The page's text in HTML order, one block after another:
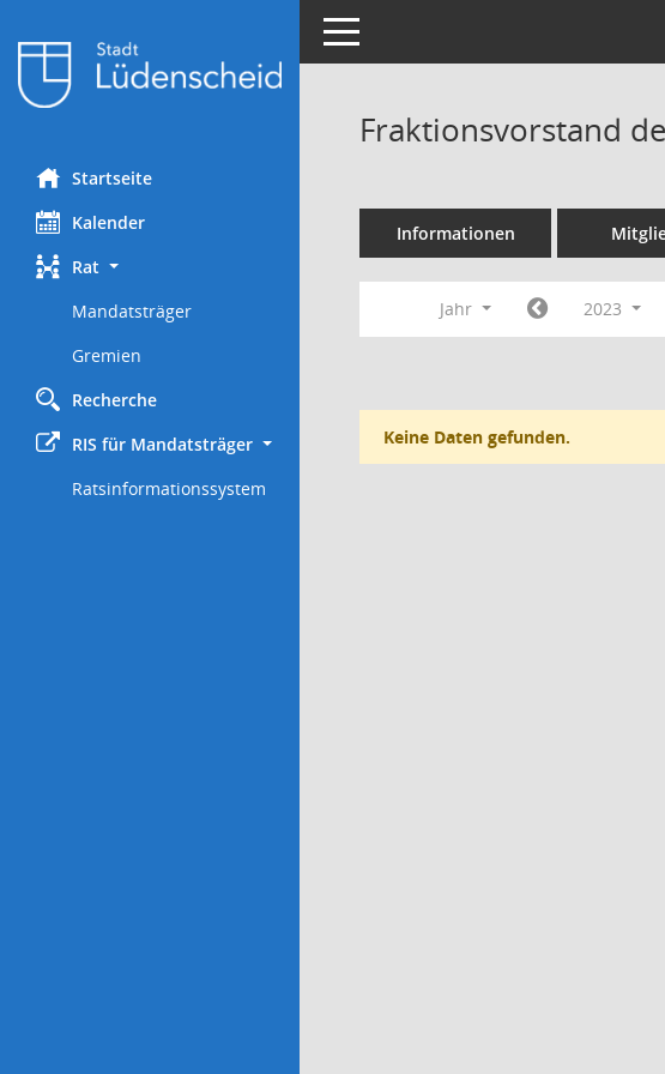
Startseite
Kalender
Rat
Mandatsträger
Gremien
Recherche
RIS für Mandatsträger
Ratsinformationssystem
Toggle navigation
Fraktionsvorstand
Informationen
Jahr 2023
Keine Daten gefunden.